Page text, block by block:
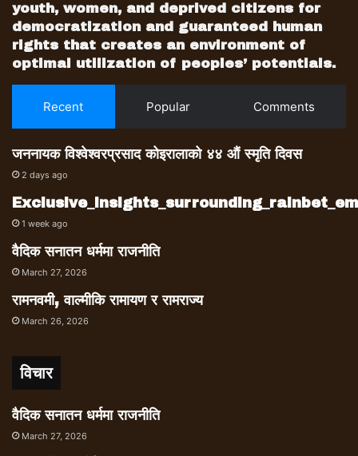
youth, women, and deprived citizens for
democratization and guaranteed human
rights that creates an environment of
optimal utilization of peoples’ potentials.
Recent Popular Comments
जननायक विश्वेश्वरप्रसाद कोइरालाको ४४ औं स्मृति दिवस
2 days ago
1 week ago
वैदिक सनातन धर्ममा राजनीति
March 27, 2026
रामनवमी, वाल्मीकि रामायण र रामराज्य
March 26, 2026
विचार
वैदिक सनातन धर्ममा राजनीति
March 27, 2026